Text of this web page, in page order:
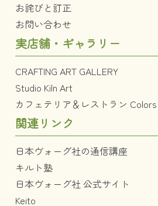
お詫びと訂正
お問い合わせ
実店舗・ギャラリー
CRAFTING ART GALLERY
Studio Kiln Art
カフェテリア＆レストラン Colors
関連リンク
日本ヴォーグ社の通信講座
キルト塾
日本ヴォーグ社 公式サイト
Keito